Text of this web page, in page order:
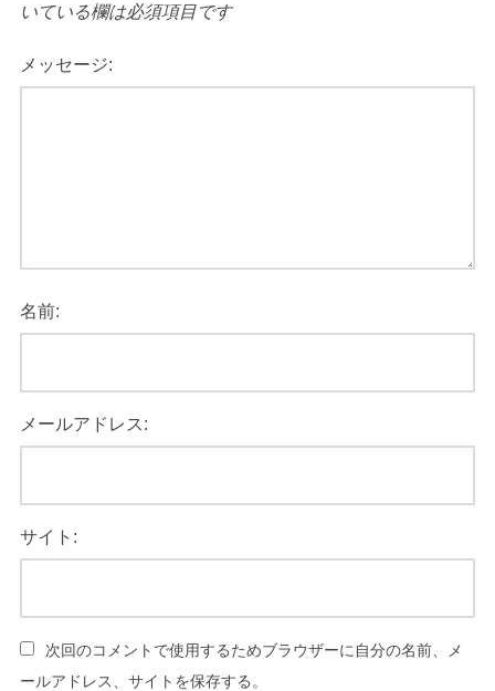
いている欄は必須項目です
メッセージ:
名前:
メールアドレス:
サイト:
次回のコメントで使用するためブラウザーに自分の名前、メ
ールアドレス、サイトを保存する。